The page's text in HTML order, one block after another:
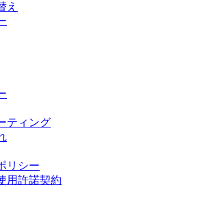
え
ティング
リシー
用許諾契約